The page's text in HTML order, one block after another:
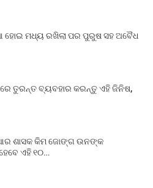
ହୋଇ ମଧ୍ୟ ରଖିଲା ପର ପୁରୁଷ ସହ ଅବୈଧ
ତୁରନ୍ତ ବ୍ୟବହାର କରନ୍ତୁ ଏହି ଜିନିଷ,
ଶାସକ କିମ ଜୋଙ୍ଗ ଉନଙ୍କ
ଏହି ୧୦…